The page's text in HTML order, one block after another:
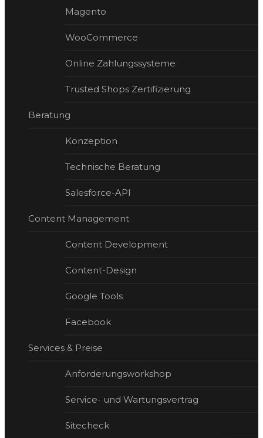
Magento
WooCommerce
Online Zahlungssysteme
Trusted Shops Zertifizierung
Beratung
Konzeption
Technische Beratung
Salesforce-API
Content Management
Content Development
Content-Design
Google Tools
Facebook
Services & Preise
Anforderungsworkshop
Service- und Wartungsvertrag
Sitecheck